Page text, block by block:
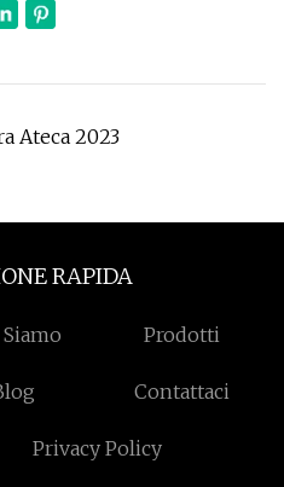
Ateca 2023
RAPIDA
Prodotti
Contattaci
Privacy Policy